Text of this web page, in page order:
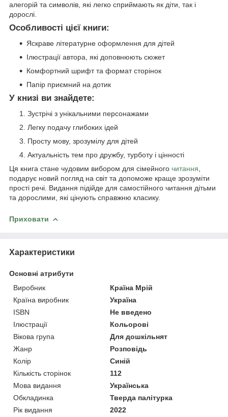
алегорій та символів, які легко сприймають як діти, так і
дорослі.
Особливості цієї книги:
Яскраве літературне оформлення для дітей
Ілюстрації автора, які доповнюють сюжет
Комфортний шрифт та формат сторінок
Папір приємний на дотик
У книзі ви знайдете:
Зустрічі з унікальними персонажами
Легку подачу глибоких ідей
Просту мову, зрозумілу для дітей
Актуальність тем про дружбу, турботу і цінності
Ця книга стане чудовим вибором для сімейного читання
подарує новий погляд на світ та допоможе краще зрозуміти
прості речі. Видання підійде для самостійного читання дітьми
та дорослими, які цінують справжню класику.
Приховати
Характеристики
Основні атрибути
Виробник
Країна Мрій
Країна виробник
Україна
ISBN
Не введено
Ілюстрації
Кольорові
Вікова група
Для дошкільнят
Жанр
Розповідь
Колір
Синій
Кількість сторінок
112
Мова видання
Українська
Обкладинка
Тверда палітурка
Рік видання
2022